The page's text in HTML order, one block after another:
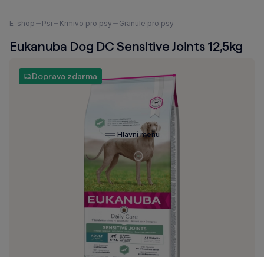
Hlavní menu
Nacházíte
zde:
E-shop Psi Krmivo pro psy Granule pro psy
Eukanuba Dog DC Sensitive Joints 12,5kg
Doprava zdarma